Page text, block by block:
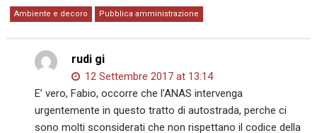
Ambiente e decoro Pubblica amministrazione
rudi gi
12 Settembre 2017 at 13:14
E’ vero, Fabio, occorre che l’ANAS intervenga
urgentemente in questo tratto di autostrada, perche ci
sono molti sconsiderati che non rispettano il codice della